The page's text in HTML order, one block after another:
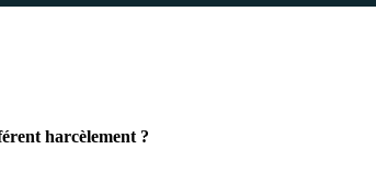
harcèlement ?